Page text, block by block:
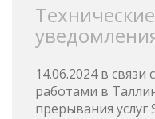
14.06.2024 в
работами в
прерывания услуг